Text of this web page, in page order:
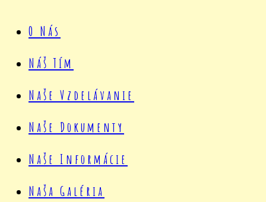
O Nás
Náš Tím
Naše Vzdelávanie
Naše Dokumenty
Naše Informácie
Naša Galéria